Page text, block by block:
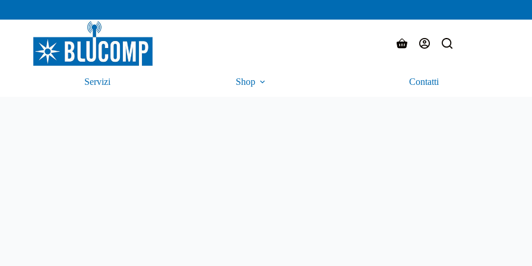
Carrello
Servizi Shop Contatti